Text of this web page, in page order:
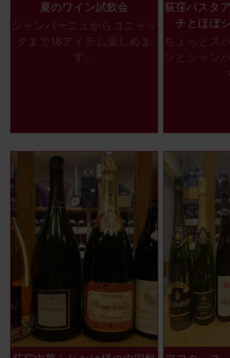
夏のワイン試飲会
シャンパーニュからコニャッ
クまで16アイテム楽しめま
す。
荻窪パスタ
チとほぼ
ちょっとス
ンとシャン